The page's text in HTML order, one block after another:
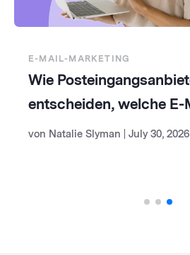
E-MAIL-MARKETING
Wie
entscheiden, welche E-
(und wie Sie damit
von Natalie Slyman July 30, 2026